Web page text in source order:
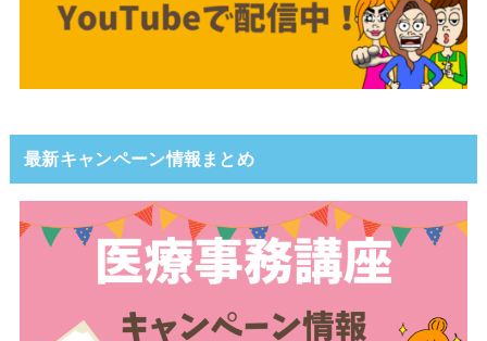
最新キャンペーン情報まとめ